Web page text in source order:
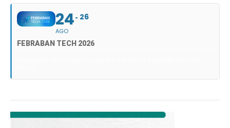
24
AGO
26
FEBRABAN TECH 2026